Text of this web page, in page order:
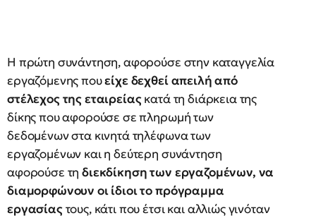
Η πρώτη συνάντηση, αφορούσε στην καταγγελία
εργαζόμενης πουείχε δεχθεί απειλή από
στέλεχος της εταιρείαςκατά τη διάρκεια της
δίκης που αφορούσε σε πληρωμή των
δεδομένων στα κινητά τηλέφωνα των
εργαζομένων και η δεύτερη συνάντηση
αφορούσε τηδιεκδίκηση των εργαζομένων, να
διαμορφώνουν οι ίδιοι το πρόγραμμα
εργασίαςτους, κάτι που έτσι και αλλιώς γινόταν